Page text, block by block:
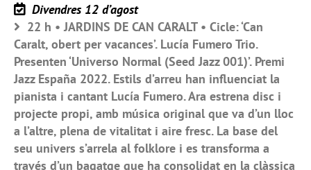
Divendres 12 d’agost
22 h • JARDINS DE CAN CARALT • Cicle: ‘Can
Caralt, obert per vacances’. Lucía Fumero Trio.
Presenten ‘Universo Normal (Seed Jazz 001)’. Premi
Jazz España 2022. Estils d’arreu han influenciat la
pianista i cantant Lucía Fumero. Ara estrena disc i
projecte propi, amb música original que va d’un lloc
a l’altre, plena de vitalitat i aire fresc. La base del
seu univers s’arrela al folklore i es transforma a
través d’un bagatge que ha consolidat en la clàssica